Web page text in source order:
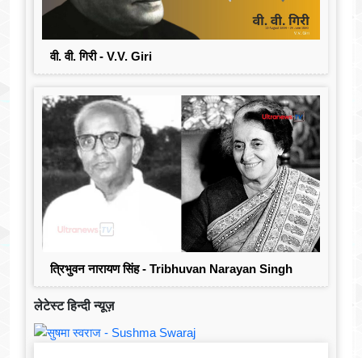
वी. वी. गिरी - V.V. Giri
त्रिभुवन नारायण सिंह - Tribhuvan Narayan Singh
लेटेस्ट हिन्दी न्यूज़